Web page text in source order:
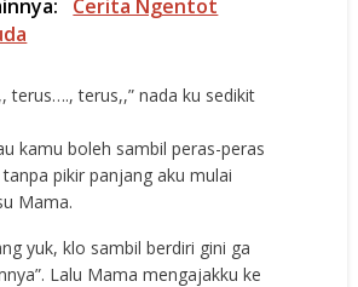
Cerita Ngentot
terus…., terus,,” nada ku sedikit
kamu boleh sambil peras-peras
tanpa pikir panjang aku mulai
Mama.
yuk, klo sambil berdiri gini ga
Lalu Mama mengajakku ke